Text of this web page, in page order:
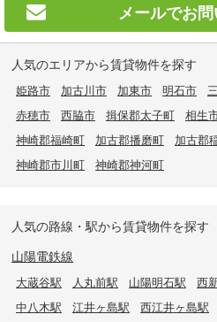
メールでお
人気のエリアから賃貸物件を探す
姫路市 加古川市 加東市 明石市
赤穂市
西脇市 揖保郡太子町 相生
神崎郡福崎町
加古郡播磨町 加古郡
神崎郡市川町
神崎郡神河町
人気の路線・駅から賃貸物件を探す
山陽電鉄線
大蔵谷駅 人丸前駅 山陽明石駅 西
中八木駅
江井ヶ島駅 西江井ヶ島駅